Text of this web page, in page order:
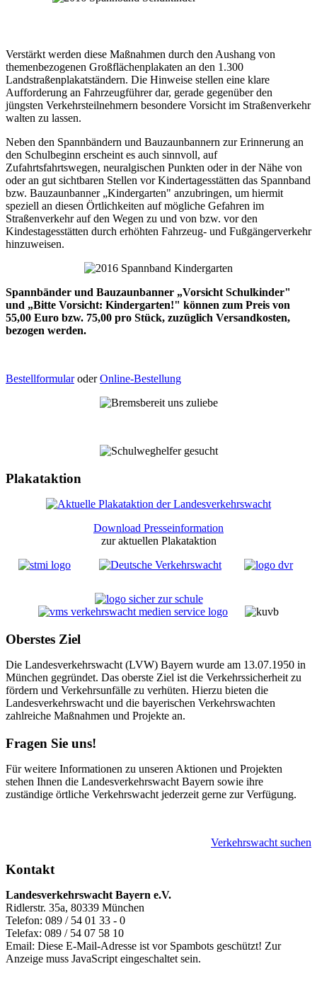
Verstärkt werden diese Maßnahmen durch den Aushang von
themenbezogenen Großflächenplakaten an den 1.300
Landstraßenplakatständern. Die Hinweise stellen eine klare
Aufforderung an Fahrzeugführer dar, gerade gegenüber den
jüngsten Verkehrsteilnehmern besondere Vorsicht im Straßenverkehr
walten zu lassen.
Neben den Spannbändern und Bauzaunbannern zur Erinnerung an
den Schulbeginn erscheint es auch sinnvoll, auf
Zufahrtsfahrtswegen, neuralgischen Punkten oder in der Nähe von
oder an gut sichtbaren Stellen vor Kindertagesstätten das Spannband
bzw. Bauzaunbanner „Kindergarten" anzubringen, um hiermit
speziell an diesen Örtlichkeiten auf mögliche Gefahren im
Straßenverkehr auf den Wegen zu und von bzw. vor den
Kindestagesstätten durch erhöhten Fahrzeug- und Fußgängerverkehr
hinzuweisen.
Spannbänder und Bauzaunbanner „Vorsicht Schulkinder"
und „Bitte Vorsicht: Kindergarten!" können zum Preis von
55,00 Euro bzw. 75,00 pro Stück, zuzüglich Versandkosten,
bezogen werden.
BestellformularoderOnline-Bestellung
Plakataktion
Download Presseinformation
zur aktuellen Plakataktion
Oberstes Ziel
Die Landesverkehrswacht (LVW) Bayern wurde am 13.07.1950 in
München gegründet. Das oberste Ziel ist die Verkehrssicherheit zu
fördern und Verkehrsunfälle zu verhüten. Hierzu bieten die
Landesverkehrswacht und die bayerischen Verkehrswachten
zahlreiche Maßnahmen und Projekte an.
Fragen Sie uns!
Für weitere Informationen zu unseren Aktionen und Projekten
stehen Ihnen die Landesverkehrswacht Bayern sowie ihre
zuständige örtliche Verkehrswacht jederzeit gerne zur Verfügung.
Verkehrswacht suchen
Kontakt
Landesverkehrswacht Bayern e.V.
Ridlerstr. 35a, 80339 München
Telefon: 089 / 54 01 33 - 0
Telefax: 089 / 54 07 58 10
Email: Diese E-Mail-Adresse ist vor Spambots geschützt! Zur
Anzeige muss JavaScript eingeschaltet sein.